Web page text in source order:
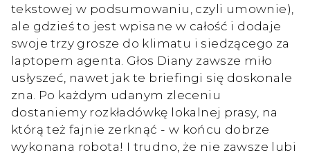
tekstowej w podsumowaniu, czyli umownie),
ale gdzieś to jest wpisane w całość i dodaje
swoje trzy grosze do klimatu i siedzącego za
laptopem agenta. Głos Diany zawsze miło
usłyszeć, nawet jak te briefingi się doskonale
zna. Po każdym udanym zleceniu
dostaniemy rozkładówkę lokalnej prasy, na
którą też fajnie zerknąć - w końcu dobrze
wykonana robota! I trudno, że nie zawsze lubi